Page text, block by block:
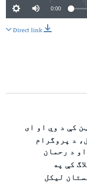
0:00
Direct link
کې د وي او ای
، د پروگرام
د رحمان
کې په
لیکل